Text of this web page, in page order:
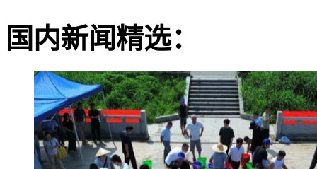
国内新闻精选：